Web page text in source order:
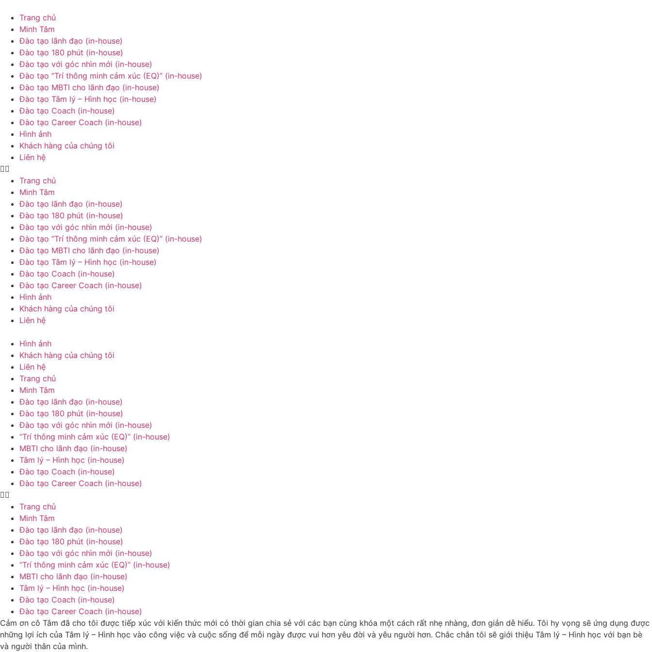
đến
dung
Trang chủ
Minh Tâm
Đào tạo lãnh đạo (in-house)
Đào tạo 180 phút (in-house)
Đào tạo với góc nhìn mới (in-house)
Đào tạo “Trí thông minh cảm xúc (EQ)” (in-house)
Đào tạo MBTI cho lãnh đạo (in-house)
Đào tạo Tâm lý – Hình học (in-house)
Đào tạo Coach (in-house)
Đào tạo Career Coach (in-house)
Hình ảnh
Khách hàng của chúng tôi
Liên hệ
Trang chủ
Minh Tâm
Đào tạo lãnh đạo (in-house)
Đào tạo 180 phút (in-house)
Đào tạo với góc nhìn mới (in-house)
Đào tạo “Trí thông minh cảm xúc (EQ)” (in-house)
Đào tạo MBTI cho lãnh đạo (in-house)
Đào tạo Tâm lý – Hình học (in-house)
Đào tạo Coach (in-house)
Đào tạo Career Coach (in-house)
Hình ảnh
Khách hàng của chúng tôi
Liên hệ
Hình ảnh
Khách hàng của chúng tôi
Liên hệ
Trang chủ
Minh Tâm
Đào tạo lãnh đạo (in-house)
Đào tạo 180 phút (in-house)
Đào tạo với góc nhìn mới (in-house)
“Trí thông minh cảm xúc (EQ)” (in-house)
MBTI cho lãnh đạo (in-house)
Tâm lý – Hình học (in-house)
Đào tạo Coach (in-house)
Đào tạo Career Coach (in-house)
Trang chủ
Minh Tâm
Đào tạo lãnh đạo (in-house)
Đào tạo 180 phút (in-house)
Đào tạo với góc nhìn mới (in-house)
“Trí thông minh cảm xúc (EQ)” (in-house)
MBTI cho lãnh đạo (in-house)
Tâm lý – Hình học (in-house)
Đào tạo Coach (in-house)
Đào tạo Career Coach (in-house)
Cảm ơn cô Tâm đã cho tôi được tiếp xúc với kiến thức mới có thời gian chia sẻ với các bạn cùng khóa một cách rất nhẹ nhàng, đơn giản dễ hiểu. Tôi hy vọng sẽ ứng dụng được
những lợi ích của Tâm lý – Hình học vào công việc và cuộc sống để mỗi ngày được vui hơn yêu đời và yêu người hơn. Chắc chắn tôi sẽ giới thiệu Tâm lý – Hình học với bạn bè
và người thân của mình.